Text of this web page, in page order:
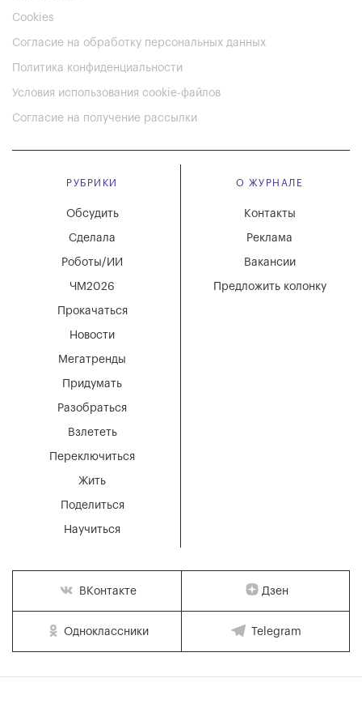
Cookies
Согласие на обработку персональных данных
Политика конфиденциальности
Условия использования cookie-файлов
Согласие на получение рассылки
РУБРИКИ
Мегатренды
Придумать
Разобраться
Взлететь
Новости
Переключиться
Жить
Поделиться
Научиться
Обсудить
Сделала
Роботы/ИИ
ЧМ2026
Прокачаться
О ЖУРНАЛЕ
Вакансии
Реклама
Контакты
Предложить колонку
ВКонтакте Дзен
Одноклассники Telegram